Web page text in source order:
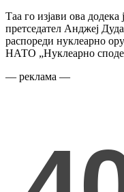
Таа го изјави ова
претседател Анджеј
распореди нуклеарно
НАТО „Нуклеарно
— реклама —